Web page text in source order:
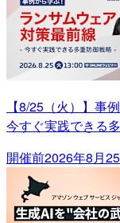
【8/25（火）】事
今すぐ実践できる
開催前2026年8月